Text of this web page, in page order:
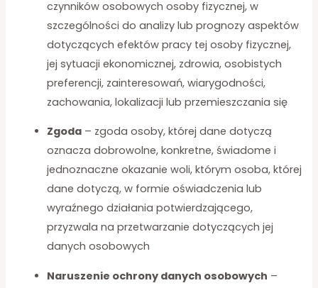
czynników osobowych osoby fizycznej, w
szczególności do analizy lub prognozy aspektów
dotyczących efektów pracy tej osoby fizycznej,
jej sytuacji ekonomicznej, zdrowia, osobistych
preferencji, zainteresowań, wiarygodności,
zachowania, lokalizacji lub przemieszczania się
Zgoda – zgoda osoby, której dane dotyczą
oznacza dobrowolne, konkretne, świadome i
jednoznaczne okazanie woli, którym osoba, której
dane dotyczą, w formie oświadczenia lub
wyraźnego działania potwierdzającego,
przyzwala na przetwarzanie dotyczących jej
danych osobowych
Naruszenie ochrony danych osobowych –